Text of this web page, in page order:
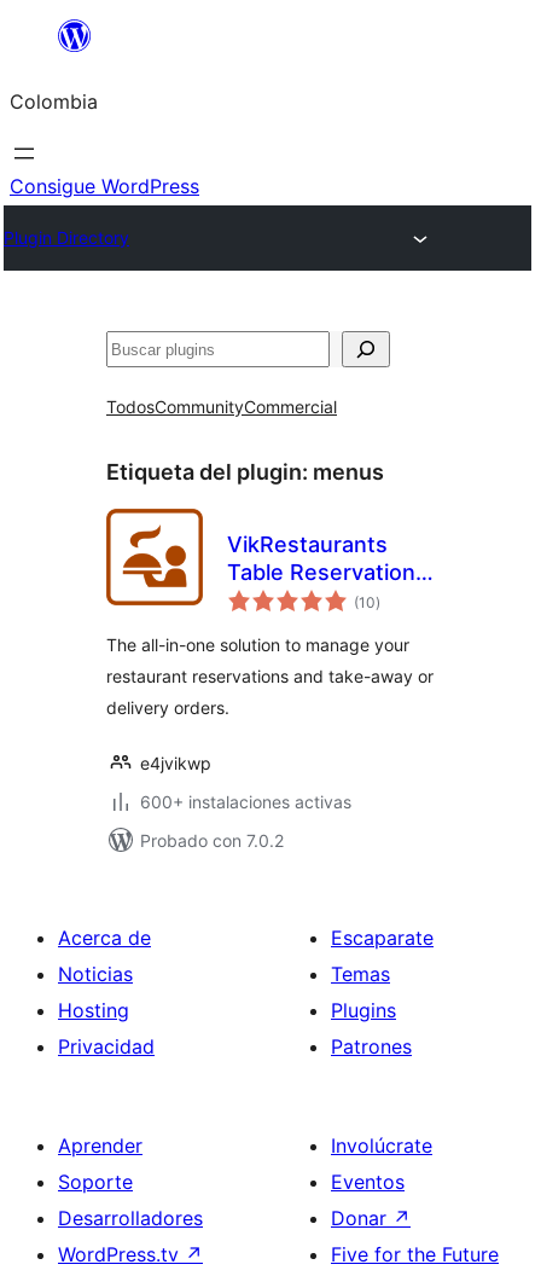
Saltar
contenido
Colombia
Consigue WordPress
Plugin Directory
Buscar
TodosCommunityCommercial
Etiqueta del plugin: menus
VikRestaurants
Table Reservations
and Take-Away
(10total
de
)
The all-in-one solution to manage your
restaurant reservations and take-away or
delivery orders.
e4jvikwp
600+ instalaciones activas
Probado con 7.0.2
Acerca de
Noticias
Hosting
Privacidad
Escaparate
Temas
Plugins
Patrones
Aprender
Soporte
Desarrolladores
WordPress.tv ↗
Involúcrate
Eventos
Donar ↗
Five for the Future